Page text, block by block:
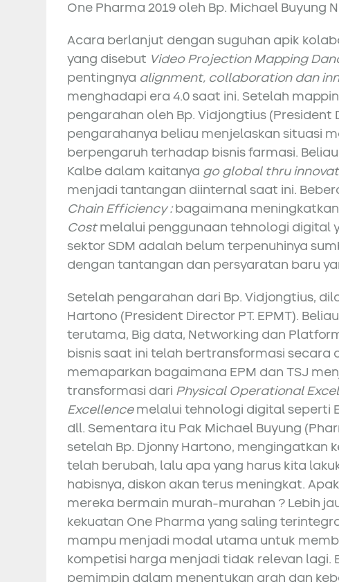
One Pharma 2019 oleh Bp. Michael Buyung
Acara berlanjut dengan suguhan apik
yang disebut Video Projection Mapping
pentingnya alignment, collaboration dan
menghadapi era 4.0 saat ini. Setelah
pengarahan oleh Bp. Vidjongtius (President
pengarahanya beliau menjelaskan situasi
berpengaruh terhadap bisnis farmasi.
Kalbe dalam kaitanya go global thru
menjadi tantangan diinternal saat ini.
Chain Efficiency :bagaimana
Costmelalui penggunaan tehnologi digital
sektor SDM adalah belum terpenuhinya
dengan tantangan dan persyaratan baru
Setelah pengarahan dari Bp. Vidjongtius,
Hartono (President Director PT. EPMT).
terutama, Big data, Networking dan
bisnis saat ini telah bertransformasi secara
memaparkan bagaimana EPM dan TSJ
transformasi dari Physical Operational
Excellencemelalui tehnologi digital seperti
dll. Sementara itu Pak Michael Buyung
setelah Bp. Djonny Hartono, mengingatkan
telah berubah, lalu apa yang harus kita
habisnya, diskon akan terus meningkat.
mereka bermain murah-murahan ? Lebih
kekuatan One Pharma yang saling
mampu menjadi modal utama untuk
kompetisi harga menjadi tidak relevan lagi.
pemimpin dalam menentukan arah dan